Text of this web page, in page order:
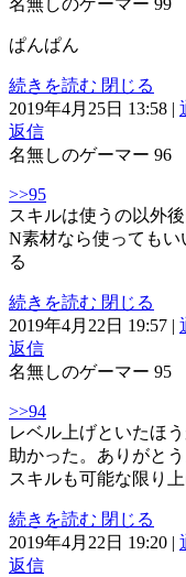
ぱんぱん
続きを読む 閉じる
2019年4月25日 13:58 |
返信
名無しのゲーマー 96
>>95
スキルは使うの以外
N素材なら使ってもい
る
続きを読む 閉じる
2019年4月22日 19:57 |
返信
名無しのゲーマー 95
>>94
レベル上げといたほう
助かった。ありがとう
スキルも可能な限り
続きを読む 閉じる
2019年4月22日 19:20 |
返信